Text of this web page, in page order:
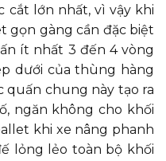
cắt lớn nhất, vì vậy khi
gọn gàng cần đặc biệt
ít nhất 3 đến 4 vòng
dưới của thùng hàng
quấn chung này tạo ra
ngăn không cho khối
khi xe nâng phanh
lỏng lẻo toàn bộ khối